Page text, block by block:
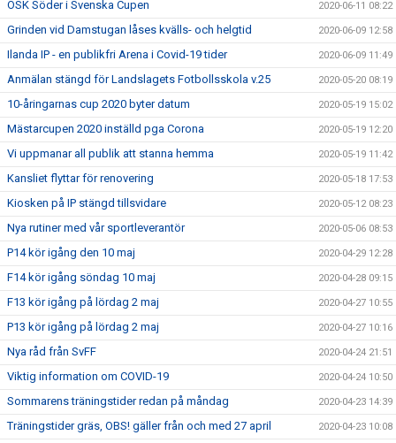
ÖSK Söder i Svenska Cupen 2020-06-11 08:22
Grinden vid Damstugan låses kvälls- och helgtid 2020-06-09 12:58
Ilanda IP - en publikfri Arena i Covid-19 tider 2020-06-09 11:49
Anmälan stängd för Landslagets Fotbollsskola v.25 2020-05-20 08:19
10-åringarnas cup 2020 byter datum 2020-05-19 15:02
Mästarcupen 2020 inställd pga Corona 2020-05-19 12:20
Vi uppmanar all publik att stanna hemma 2020-05-19 11:42
Kansliet flyttar för renovering 2020-05-18 17:53
Kiosken på IP stängd tillsvidare 2020-05-12 08:23
Nya rutiner med vår sportleverantör 2020-05-06 08:53
P14 kör igång den 10 maj 2020-04-29 12:28
F14 kör igång söndag 10 maj 2020-04-28 09:15
F13 kör igång på lördag 2 maj 2020-04-27 10:55
P13 kör igång på lördag 2 maj 2020-04-27 10:16
Nya råd från SvFF 2020-04-24 21:51
Viktig information om COVID-19 2020-04-24 10:50
Sommarens träningstider redan på måndag 2020-04-23 14:39
Träningstider gräs, OBS! gäller från och med 27 april 2020-04-23 10:08